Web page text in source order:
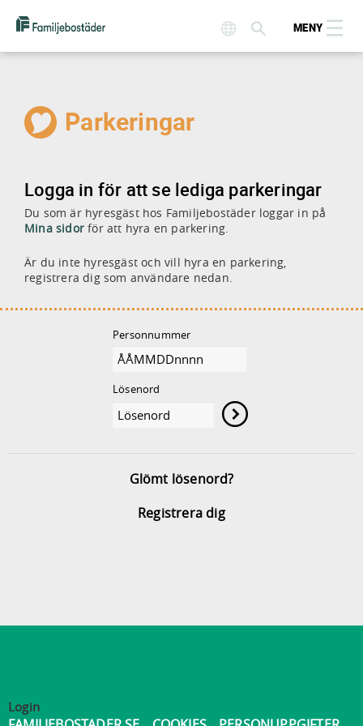
MENY
Parkeringar
Logga in för att se lediga parkeringar
Du som är hyresgäst hos Familjebostäder loggar in på
Mina sidor för att hyra en parkering.
Är du inte hyresgäst och vill hyra en parkering,
registrera dig som användare nedan.
Personnummer
Lösenord
Glömt lösenord?
Registrera dig
Login